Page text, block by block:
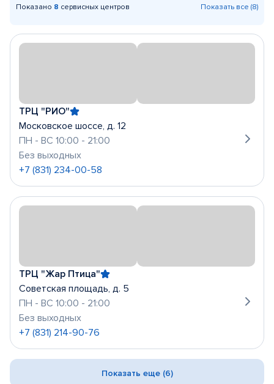
Показано 8 сервисных центров Показать все (8)
ТРЦ "РИО"
Московское шоссе, д. 12
ПН - ВС 10:00 - 21:00
Без выходных
+7 (831) 234-00-58
ТРЦ "Жар Птица"
Советская площадь, д. 5
ПН - ВС 10:00 - 21:00
Без выходных
+7 (831) 214-90-76
Показать еще (6)